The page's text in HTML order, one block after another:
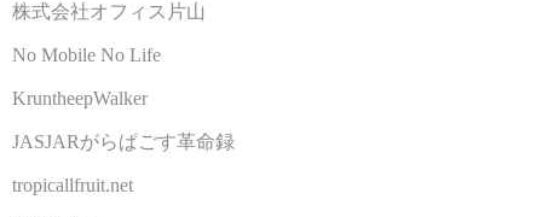
株式会社オフィス片山
No Mobile No Life
KruntheepWalker
JASJARがらぱごす革命録
tropicallfruit.net